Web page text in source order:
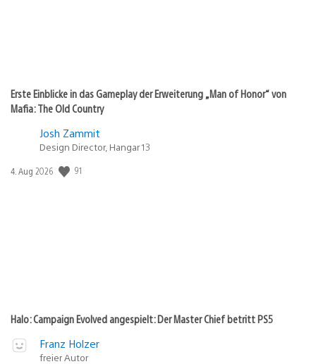
Erste Einblicke in das Gameplay der Erweiterung „Man of Honor“ von
Mafia: The Old Country
Josh Zammit
Design Director, Hangar 13
Veröffentlichungsdatum:
4. Aug 2026 91
Halo: Campaign Evolved angespielt: Der Master Chief betritt PS5
Franz Holzer
freier Autor